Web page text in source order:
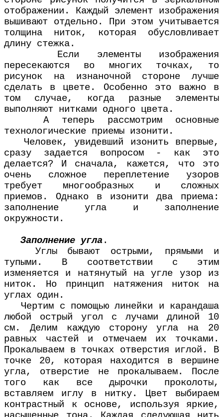
отображении. Каждый элемент изображения
вышивают отдельно. При этом учитывается
толщина ниток, которая обусловливает
длину стежка.
Если элементы изображения
пересекаются во многих точках, то
рисунок на изнаночной стороне лучше
сделать в цвете. Особенно это важно в
том случае, когда разные элементы
выполняют нитками одного цвета.
А теперь рассмотрим основные
технологические приемы изонити.
Человек, увидевший изонить впервые,
сразу задается вопросом - как это
делается? И сначала, кажется, что это
очень сложное переплетение узоров
требует многообразных и сложных
приемов. Однако в изонити два приема:
заполнение угла и заполнение
окружности.
Заполнение угла.
Углы бывают острыми, прямыми и
тупыми. В соответствии с этим
изменяется и натянутый на угле узор из
ниток. Но принцип натяжения ниток на
углах один.
Чертим с помощью линейки и карандаша
любой острый угол с лучами длиной 10
см. Делим каждую сторону угла на 20
равных частей и отмечаем их точками.
Прокалываем в точках отверстия иглой. В
точке 20, которая находится в вершине
угла, отверстие не прокалываем. После
того как все дырочки проколоты,
вставляем иглу в нитку. Цвет выбираем
контрастный к основе, используя яркие,